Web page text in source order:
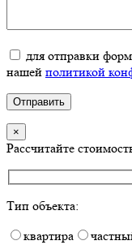
для отправки
нашей политикой
×
Рассчитайте
Тип объекта:
квартира